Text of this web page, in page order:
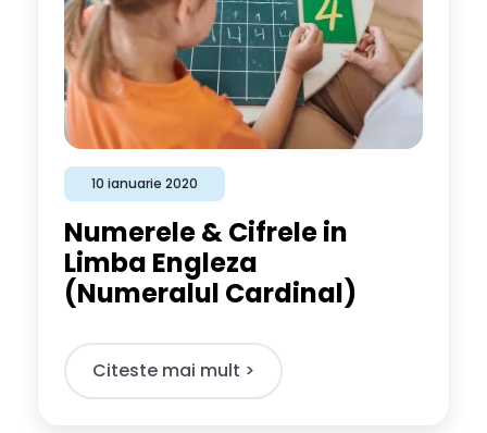
10 ianuarie 2020
Numerele & Cifrele in
Limba Engleza
(Numeralul Cardinal)
Citeste mai mult >​